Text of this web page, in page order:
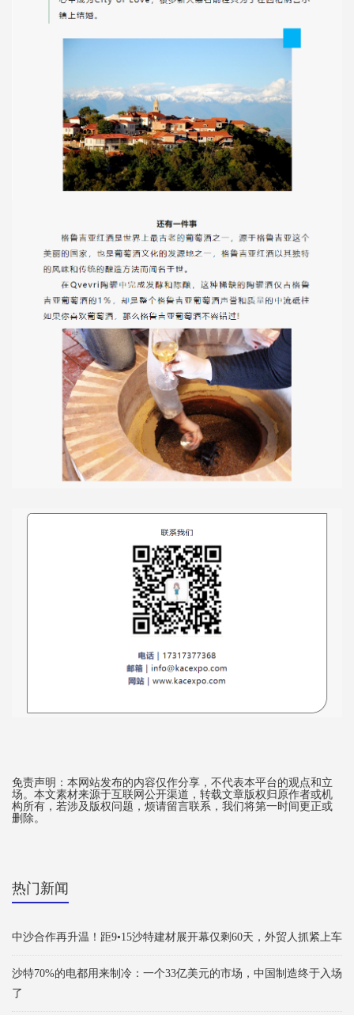
免责声明：本网站发布的内容仅作分享，不代表本平台的观点和立
场。本文素材来源于互联网公开渠道，转载文章版权归原作者或机
构所有，若涉及版权问题，烦请留言联系，我们将第一时间更正或
删除。
热门新闻
中沙合作再升温！距9•15沙特建材展开幕仅剩60天，外贸人抓紧上车
沙特70%的电都用来制冷：一个33亿美元的市场，中国制造终于入场
了